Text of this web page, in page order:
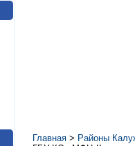
Главная > Районы